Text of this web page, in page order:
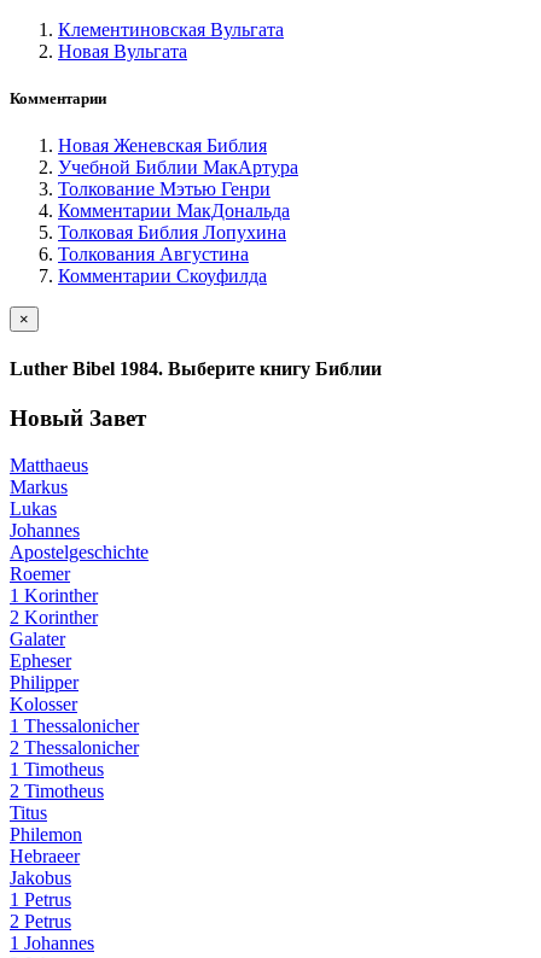
Клементиновская Вульгата
Новая Вульгата
Комментарии
Новая Женевская Библия
Учебной Библии МакАртура
Толкование Мэтью Генри
Комментарии МакДональда
Толковая Библия Лопухина
Толкования Августина
Комментарии Скоуфилда
×
Luther Bibel 1984. Выберите книгу Библии
Новый Завет
Matthaeus
Markus
Lukas
Johannes
Apostelgeschichte
Roemer
1 Korinther
2 Korinther
Galater
Epheser
Philipper
Kolosser
1 Thessalonicher
2 Thessalonicher
1 Timotheus
2 Timotheus
Titus
Philemon
Hebraeer
Jakobus
1 Petrus
2 Petrus
1 Johannes